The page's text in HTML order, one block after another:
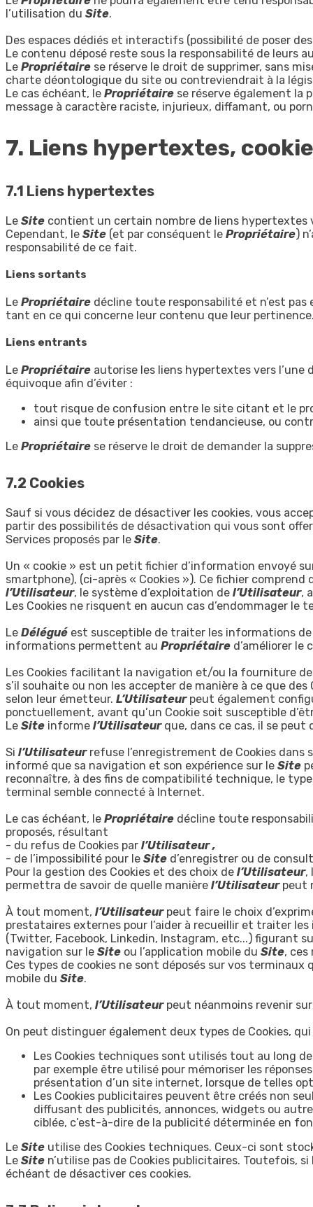
l’utilisation du Site.
Des espaces dédiés et interactifs (possibilité de poser
Le contenu déposé reste sous la responsabilité de leurs
Le Propriétaire se réserve le droit de supprimer, sans
charte déontologique du site ou contreviendrait à la
Le cas échéant, le Propriétaire se réserve également la
message à caractère raciste, injurieux, diffamant, ou
7. Liens hypertextes,
7.1 Liens hypertextes
Le Site contient un certain nombre de liens hypertextes
Cependant, le Site (et par conséquent le Propriétaire)
responsabilité de ce fait.
Liens sortants
Le Propriétaire décline toute responsabilité et n’est
tant en ce qui concerne leur contenu que leur
Liens entrants
Le Propriétaire autorise les liens hypertextes vers
équivoque afin d’éviter :
tout risque de confusion entre le site citant et le
ainsi que toute présentation tendancieuse, ou
Le Propriétaire se réserve le droit de demander la
7.2 Cookies
Sauf si vous décidez de désactiver les cookies, vous
partir des possibilités de désactivation qui vous sont
Services proposés par le Site.
Un « cookie » est un petit fichier d’information envoyé
smartphone), (ci-après « Cookies »). Ce fichier
l’Utilisateur, le système d’exploitation de l’Utilisateur,
Les Cookies ne risquent en aucun cas d’endommager le
Le Délégué est susceptible de traiter les informations
informations permettent au Propriétaire d’améliorer le
Les Cookies facilitant la navigation et/ou la fourniture
s’il souhaite ou non les accepter de manière à ce que
selon leur émetteur. L’Utilisateurpeut également
ponctuellement, avant qu’un Cookie soit susceptible
Le Site informe l’Utilisateur que, dans ce cas, il se
Si l’Utilisateur refuse l’enregistrement de Cookies
informé que sa navigation et son expérience sur le Site
reconnaître, à des fins de compatibilité technique, le
terminal semble connecté à Internet.
Le cas échéant, le Propriétaire décline toute
proposés, résultant
- du refus de Cookies par l’Utilisateur ,
- de l’impossibilité pour le Site d’enregistrer ou de
Pour la gestion des Cookies et des choix de l’Utilisateur,
permettra de savoir de quelle manière l’Utilisateur peut
À tout moment, l’Utilisateur peut faire le choix
prestataires externes pour l’aider à recueillir et traiter
(Twitter, Facebook, Linkedin, Instagram, etc...) figurant
navigation sur le Site ou l’application mobile du Site, ces
Ces types de cookies ne sont déposés sur vos
mobile du Site.
À tout moment, l’Utilisateur peut néanmoins revenir
On peut distinguer également deux types de Cookies,
Les Cookies techniques sont utilisés tout au long
par exemple être utilisé pour mémoriser les
présentation d’un site internet, lorsque de telles
Les Cookies publicitaires peuvent être créés non
diffusant des publicités, annonces, widgets ou
ciblée, c’est-à-dire de la publicité déterminée en
Le Site utilise des Cookies techniques. Ceux-ci sont
Le Site n’utilise pas de Cookies publicitaires. Toutefois,
échéant de désactiver ces cookies.